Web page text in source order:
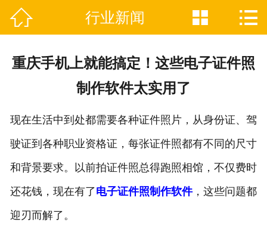
网站首页
联系我们
 行业新闻  
重庆手机上就能搞定！这些电子证件照
制作软件太实用了
现在生活中到处都需要各种证件照片，从身份证、驾
驶证到各种职业资格证，每张证件照都有不同的尺寸
和背景要求。以前拍证件照总得跑照相馆，不仅费时
还花钱，现在有了电子证件照制作软件，这些问题都
迎刃而解了。